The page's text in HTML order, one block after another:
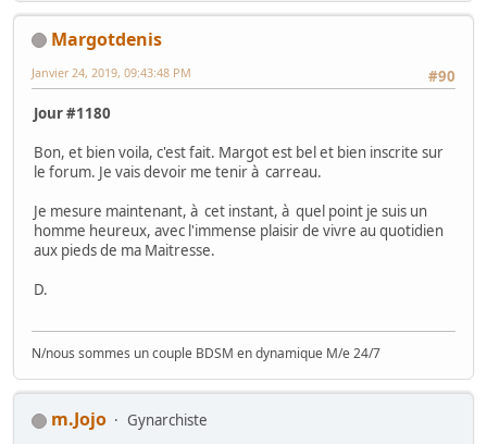
Margotdenis
#90
Janvier 24, 2019, 09:43:48 PM
Jour #1180
Bon, et bien voila, c'est fait. Margot est bel et bien inscrite sur
le forum. Je vais devoir me tenir à carreau.
Je mesure maintenant, à cet instant, à quel point je suis un
homme heureux, avec l'immense plaisir de vivre au quotidien
aux pieds de ma Maitresse.
D.
N/nous sommes un couple BDSM en dynamique M/e 24/7
m.Jojo
Gynarchiste